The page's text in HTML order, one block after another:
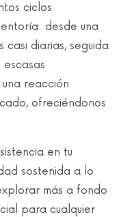
ciclos
desde una
diarias, seguida
reacción
ofreciéndonos
en tu
sostenida a lo
más a fondo
para cualquier